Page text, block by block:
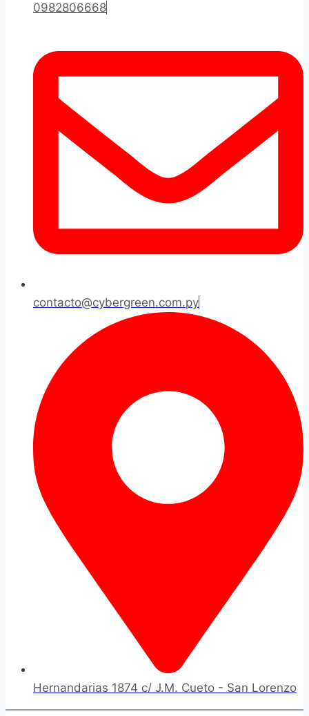
0982806668
contacto@cybergreen.com.py
Hernandarias 1874 c/ J.M. Cueto - San Lorenzo